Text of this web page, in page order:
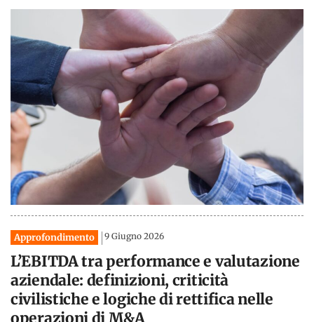
Approfondimento 9 Giugno 2026
L’EBITDA tra performance e valutazione
aziendale: definizioni, criticità
civilistiche e logiche di rettifica nelle
operazioni di M&A